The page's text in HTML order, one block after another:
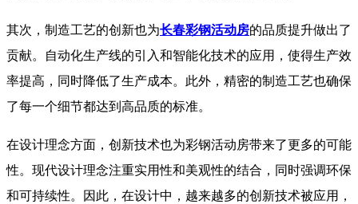
其次，制造工艺的创新也为长春彩钢活动房的品质提升做出了
贡献。自动化生产线的引入和智能化技术的应用，使得生产效
率提高，同时降低了生产成本。此外，精密的制造工艺也确保
了每一个细节都达到高品质的标准。
在设计理念方面，创新技术也为彩钢活动房带来了更多的可能
性。现代设计理念注重实用性和美观性的结合，同时强调环保
和可持续性。因此，在设计中，越来越多的创新技术被应用，